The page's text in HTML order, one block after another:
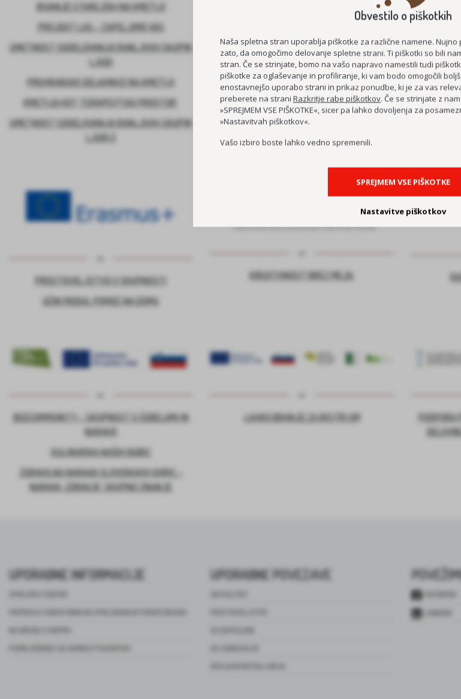
BIVANJE STAREJŠIH NA KMETIJI
PROJEKT LAS – ZAPELJIMO VAS
UMETNOST SODELOVANJA RANLJIVIH SKUPIN
LJUDI
PREHRANSKE DELAVNICE NA KMETIJI
KMETIJA KOT TERAPEVTSKI PROSTOR
UMETNOST SODELOVANJA RANLJIVIH SKUPIN
LJUDI 2
PROSTOVOLJSTVO V SKUPNOSTI
UČNI MODUL POMOČ NA DOMU
KREATIVNOST BREZ MEJA
BEECOMMUNITY – SKUPNOST S ČEBELAMI IN
NARAVO
KULINARIKA NAŠIH BABIC
ZDRAVILNA NARAVA SLOVENSKIH GORIC –
NARAVA, ZDRAVJE, SKUPNO ZNANJE
LAHKO BRANJE ZA BISTRI UM
UPORABNE INFORMACIJE UPORABNE POVEZAVE
FACEBOOK
Obvestilo o piškotkih
Naša spletna stran uporablja piškotke za različne namene.
zato, da omogočimo delovanje spletne strani. Ti piškotki so bili
stran. Če se strinjate, bomo na vašo napravo namestili tudi
piškotke za oglaševanje in profiliranje, ki vam bodo omogočili
enostavnejšo uporabo strani in prikaz ponudbe, ki je za vas
preberete na strani Razkritje rabe piškotkov. Če se strinjate z
»SPREJMEM VSE PIŠKOTKE«, sicer pa lahko dovoljenja za
»Nastavitvah piškotkov«.
Vašo izbiro boste lahko vedno spremenili.
SPREJMEM VSE PIŠKOTKE
Nastavitve piškotkov